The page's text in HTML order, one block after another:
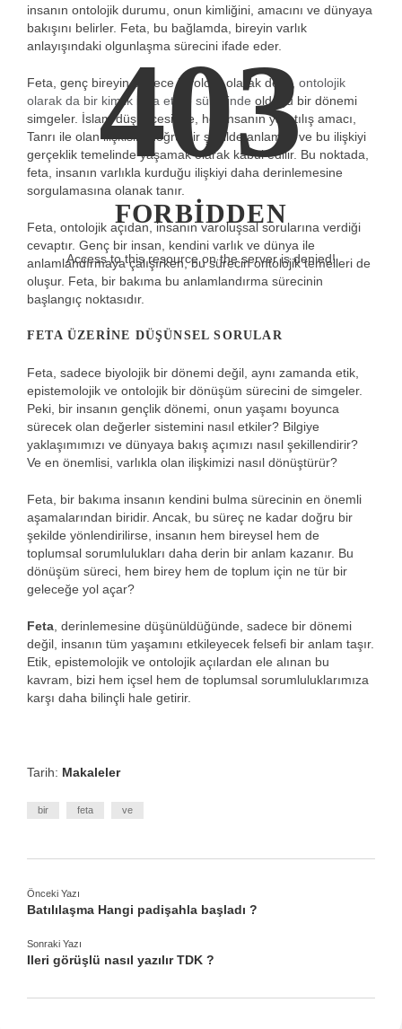
insanın ontolojik durumu, onun kimliğini, amacını ve dünyaya
bakışını belirler. Feta, bu bağlamda, bireyin varlık
anlayışındaki olgunlaşma sürecini ifade eder.
Feta, genç bireyin sadece biyolojik olarak değil, ontolojik
olarak da bir kimlik inşa etme sürecinde olduğu bir dönemi
simgeler. İslam düşüncesinde, her insanın yaratılış amacı,
Tanrı ile olan ilişkisini doğru bir şekilde anlamak ve bu ilişkiyi
gerçeklik temelinde yaşamak olarak kabul edilir. Bu noktada,
feta, insanın varlıkla kurduğu ilişkiyi daha derinlemesine
sorgulamasına olanak tanır.
Feta, ontolojik açıdan, insanın varoluşsal sorularına verdiği
cevaptır. Genç bir insan, kendini varlık ve dünya ile
anlamlandırmaya çalışırken, bu sürecin ontolojik temelleri de
oluşur. Feta, bir bakıma bu anlamlandırma sürecinin
başlangıç noktasıdır.
FETA ÜZERINE DÜŞÜNSEL SORULAR
Feta, sadece biyolojik bir dönemi değil, aynı zamanda etik,
epistemolojik ve ontolojik bir dönüşüm sürecini de simgeler.
Peki, bir insanın gençlik dönemi, onun yaşamı boyunca
sürecek olan değerler sistemini nasıl etkiler? Bilgiye
yaklaşımımızı ve dünyaya bakış açımızı nasıl şekillendirir?
Ve en önemlisi, varlıkla olan ilişkimizi nasıl dönüştürür?
Feta, bir bakıma insanın kendini bulma sürecinin en önemli
aşamalarından biridir. Ancak, bu süreç ne kadar doğru bir
şekilde yönlendirilirse, insanın hem bireysel hem de
toplumsal sorumlulukları daha derin bir anlam kazanır. Bu
dönüşüm süreci, hem birey hem de toplum için ne tür bir
geleceğe yol açar?
Feta , derinlemesine düşünüldüğünde, sadece bir dönemi
değil, insanın tüm yaşamını etkileyecek felsefi bir anlam taşır.
Etik, epistemolojik ve ontolojik açılardan ele alınan bu
kavram, bizi hem içsel hem de toplumsal sorumluluklarımıza
karşı daha bilinçli hale getirir.
Tarih: Makaleler
bir feta ve
Önceki Yazı
Batılılaşma Hangi padişahla başladı ?
Sonraki Yazı
Ileri görüşlü nasıl yazılır TDK ?
403
FORBIDDEN
Access to this resource on the server is denied!